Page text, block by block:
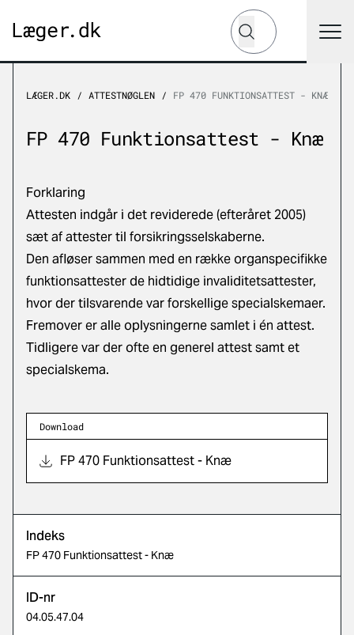
Hvad leder du efter?
Søg
LÆGER.DK ATTESTNØGLEN FP 470 FUNKTIONSATTEST - KNÆ
FP 470 Funktionsattest - Knæ
Forklaring
Attesten indgår i det reviderede (efteråret 2005)
sæt af attester til forsikringsselskaberne.
Den afløser sammen med en række organspecifikke
funktionsattester de hidtidige invaliditetsattester,
hvor der tilsvarende var forskellige specialskemaer.
Fremover er alle oplysningerne samlet i én attest.
Tidligere var der ofte en generel attest samt et
specialskema.
Download
FP 470 Funktionsattest - Knæ
Indeks
FP 470 Funktionsattest - Knæ
ID-nr
04.05.47.04